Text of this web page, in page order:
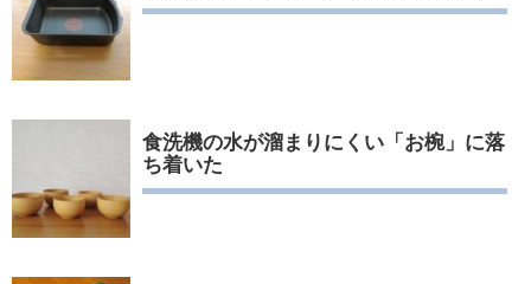
食洗機の水が溜まりにくい「お椀」に落
ち着いた